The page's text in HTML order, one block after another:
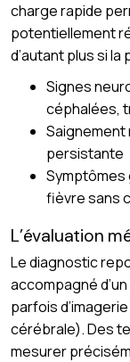
charge rapide
potentiellement
d’autant plus si la
Signes
céphalées,
Saignement
persistante
Symptômes
fièvre sans
L’évaluation
Le diagnostic
accompagné
parfois
cérébrale). Des
mesurer